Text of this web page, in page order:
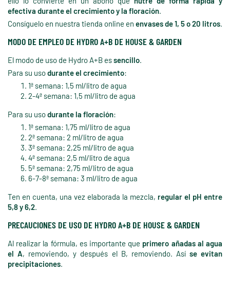
efectiva durante el crecimiento y la floración.
Consíguelo en nuestra tienda online en envases de 1, 5 o 20 litros.
MODO DE EMPLEO DE HYDRO A+B DE HOUSE & GARDEN
El modo de uso de Hydro A+B essencillo.
Para su usodurante el crecimiento:
1ª semana: 1,5 ml/litro de agua
2-4ª semana: 1,5 ml/litro de agua
Para su usodurante la floración:
1ª semana: 1,75 ml/litro de agua
2ª semana: 2 ml/litro de agua
3ª semana: 2,25 ml/litro de agua
4ª semana: 2,5 ml/litro de agua
5ª semana: 2,75 ml/litro de agua
6-7-8ª semana: 3 ml/litro de agua
Ten en cuenta, una vez elaborada la mezcla, regular el pH entre
5,8 y 6,2.
PRECAUCIONES DE USO DE HYDRO A+B DE HOUSE & GARDEN
Al realizar la fórmula, es importante que primero añadas al agua
el A, removiendo, y después el B, removiendo. Así se evitan
precipitaciones.